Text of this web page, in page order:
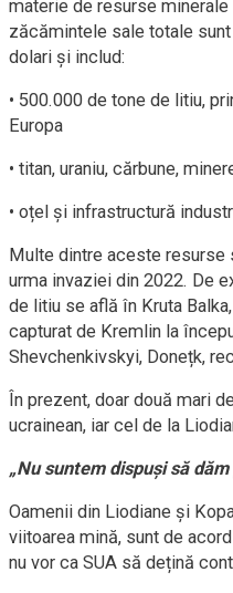
materie de resurse
zăcămintele sale totale
dolari și includ:
• 500.000 de tone de litiu,
Europa
• titan, uraniu, cărbune,
• oțel și infrastructură
Multe dintre aceste resurse
urma invaziei din 2022. De
de litiu se află în Kruta
capturat de Kremlin la
Shevchenkivskyi, Donețk,
În prezent, doar două mari
ucrainean, iar cel de la
„Nu suntem dispuși să
Oamenii din Liodiane și
viitoarea mină, sunt de
nu vor ca SUA să dețină